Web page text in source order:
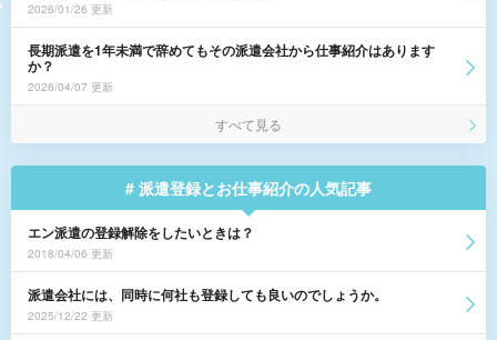
2026/01/26 更新
長期派遣を1年未満で辞めてもその派遣会社から仕事紹介はあります
か？
2026/04/07 更新
すべて見る
# 派遣登録とお仕事紹介の人気記事
エン派遣の登録解除をしたいときは？
2018/04/06 更新
派遣会社には、同時に何社も登録しても良いのでしょうか。
2025/12/22 更新